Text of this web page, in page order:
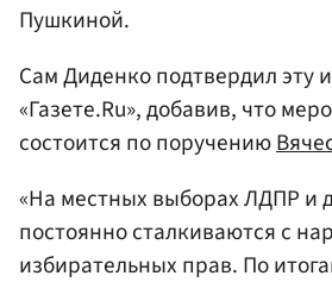
Пушкиной.
Сам Диденко подтвердил
«Газете.Ru», добавив, что
состоится по поручению
«На местных выборах ЛДПР и
постоянно сталкиваются с
избирательных прав. По